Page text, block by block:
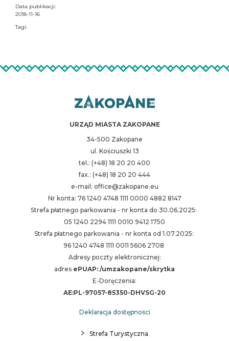
Data publikacji:
2018-11-16
Tagi:
URZĄD MIASTA ZAKOPANE
34-500 Zakopane
ul. Kościuszki 13
tel.: (+48) 18 20 20 400
fax.: (+48) 18 20 20 444
e-mail: office@zakopane.eu
Nr konta: 76 1240 4748 1111 0000 4882 8147
Strefa płatnego parkowania - nr konta do 30.06.2025:
05 1240 2294 1111 0010 9412 1750
Strefa płatnego parkowania - nr konta od 1.07.2025:
96 1240 4748 1111 0011 5606 2708
Adresy poczty elektronicznej:
adres ePUAP: /umzakopane/skrytka
E-Doręczenia:
AE:PL-97057-85350-DHVSG-20
Deklaracja dostępności
Strefa Turystyczna